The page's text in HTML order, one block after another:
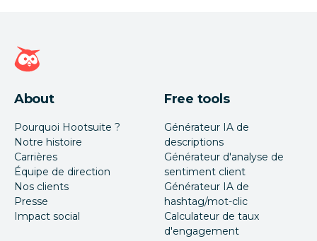
Page d'accueil Hootsuite
About
Pourquoi Hootsuite ?
Notre histoire
Carrières
Équipe de direction
Nos clients
Presse
Impact social
Free tools
Générateur IA de
descriptions
Générateur d'analyse de
sentiment client
Générateur IA de
hashtag/mot-clic
Calculateur de taux
d'engagement